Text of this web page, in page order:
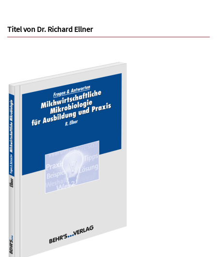
Titel von Dr. Richard Ellner